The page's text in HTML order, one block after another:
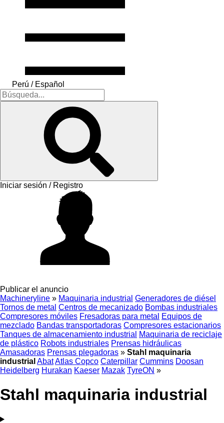
Perú / Español
Iniciar sesión / Registro
Publicar el anuncio
Machineryline » Maquinaria industrial Generadores de diésel
Tornos de metal Centros de mecanizado Bombas industriales
Compresores móviles Fresadoras para metal
Equipos de
mezclado Bandas transportadoras Compresores estacionarios
Tanques de almacenamiento industrial
Maquinaria de reciclaje
de plástico Robots industriales Prensas hidráulicas
Amasadoras Prensas plegadoras » Stahl maquinaria
industrial AbatAtlas Copco Caterpillar Cummins Doosan
Heidelberg Hurakan Kaeser Mazak TyreON »
Stahl maquinaria industrial